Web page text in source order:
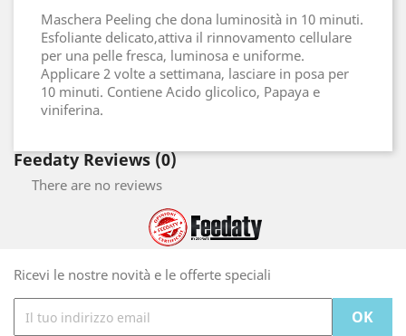
Maschera Peeling che dona luminosità in 10 minuti.
Esfoliante delicato,attiva il rinnovamento cellulare
per una pelle fresca, luminosa e uniforme.
Applicare 2 volte a settimana, lasciare in posa per
10 minuti. Contiene Acido glicolico, Papaya e
viniferina.
Feedaty Reviews (0)
There are no reviews
Ricevi le nostre novità e le offerte speciali